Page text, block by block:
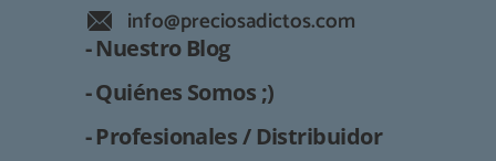
info@preciosadictos.com
- Nuestro Blog
- Quiénes Somos ;)
- Profesionales / Distribuidor